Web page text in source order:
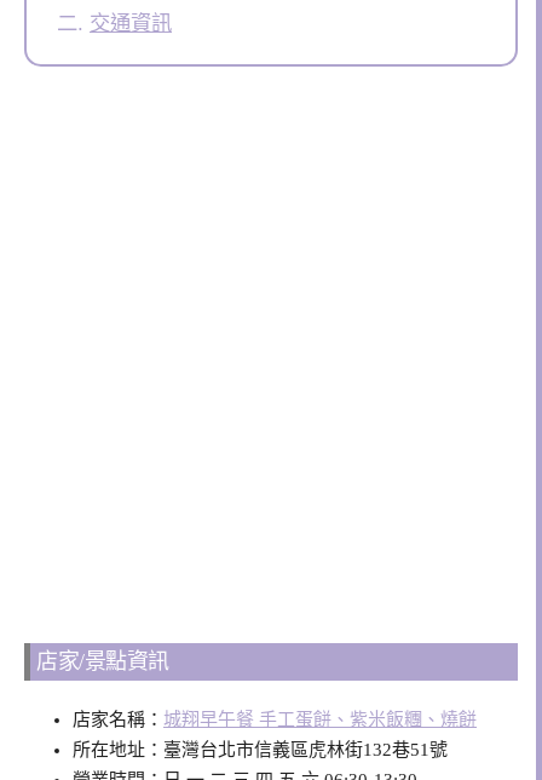
交通資訊
店家/景點資訊
店家名稱： 城翔早午餐 手工蛋餅、紫米飯糰、燒餅
所在地址：臺灣台北市信義區虎林街132巷51號